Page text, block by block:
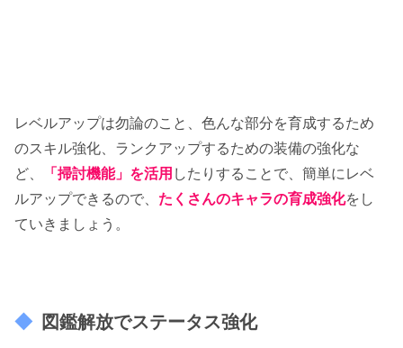
レベルアップは勿論のこと、色んな部分を育成するため
のスキル強化、ランクアップするための装備の強化な
ど、
「掃討機能」を活用 したりすることで、簡単にレベ
ルアップできるので、 たくさんのキャラの育成強化をし
ていきましょう。
図鑑解放でステータス強化